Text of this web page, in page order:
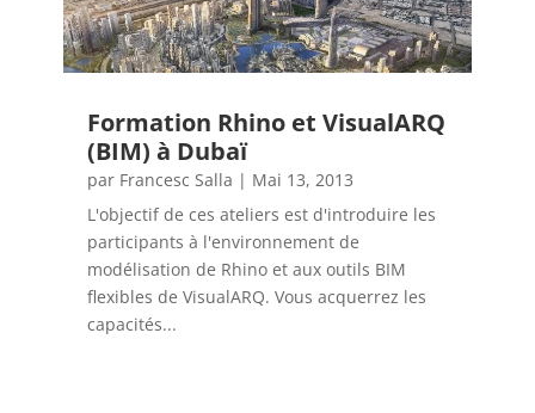
Formation Rhino et VisualARQ
(BIM) à Dubaï
par Francesc Salla | Mai 13, 2013
L'objectif de ces ateliers est d'introduire les
participants à l'environnement de
modélisation de Rhino et aux outils BIM
flexibles de VisualARQ. Vous acquerrez les
capacités...